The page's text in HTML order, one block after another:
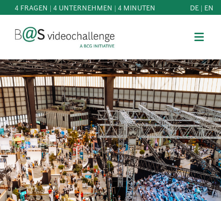
4 FRAGEN | 4 UNTERNEHMEN | 4 MINUTEN DE | EN
MITMACHEN
BEST
OF
WISSEN
&
DOWNLOADS
FAQ
SCHIRMHERRSCHAFT
b@Svideochallenge - A BCG INITIATIVE
Registriere dich als Teilnehmer*in
Geburtsdatum*
E-Mail-Adresse*
E-Mail-Adresse*
Jetzt registrieren